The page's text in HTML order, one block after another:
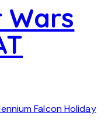
Wars